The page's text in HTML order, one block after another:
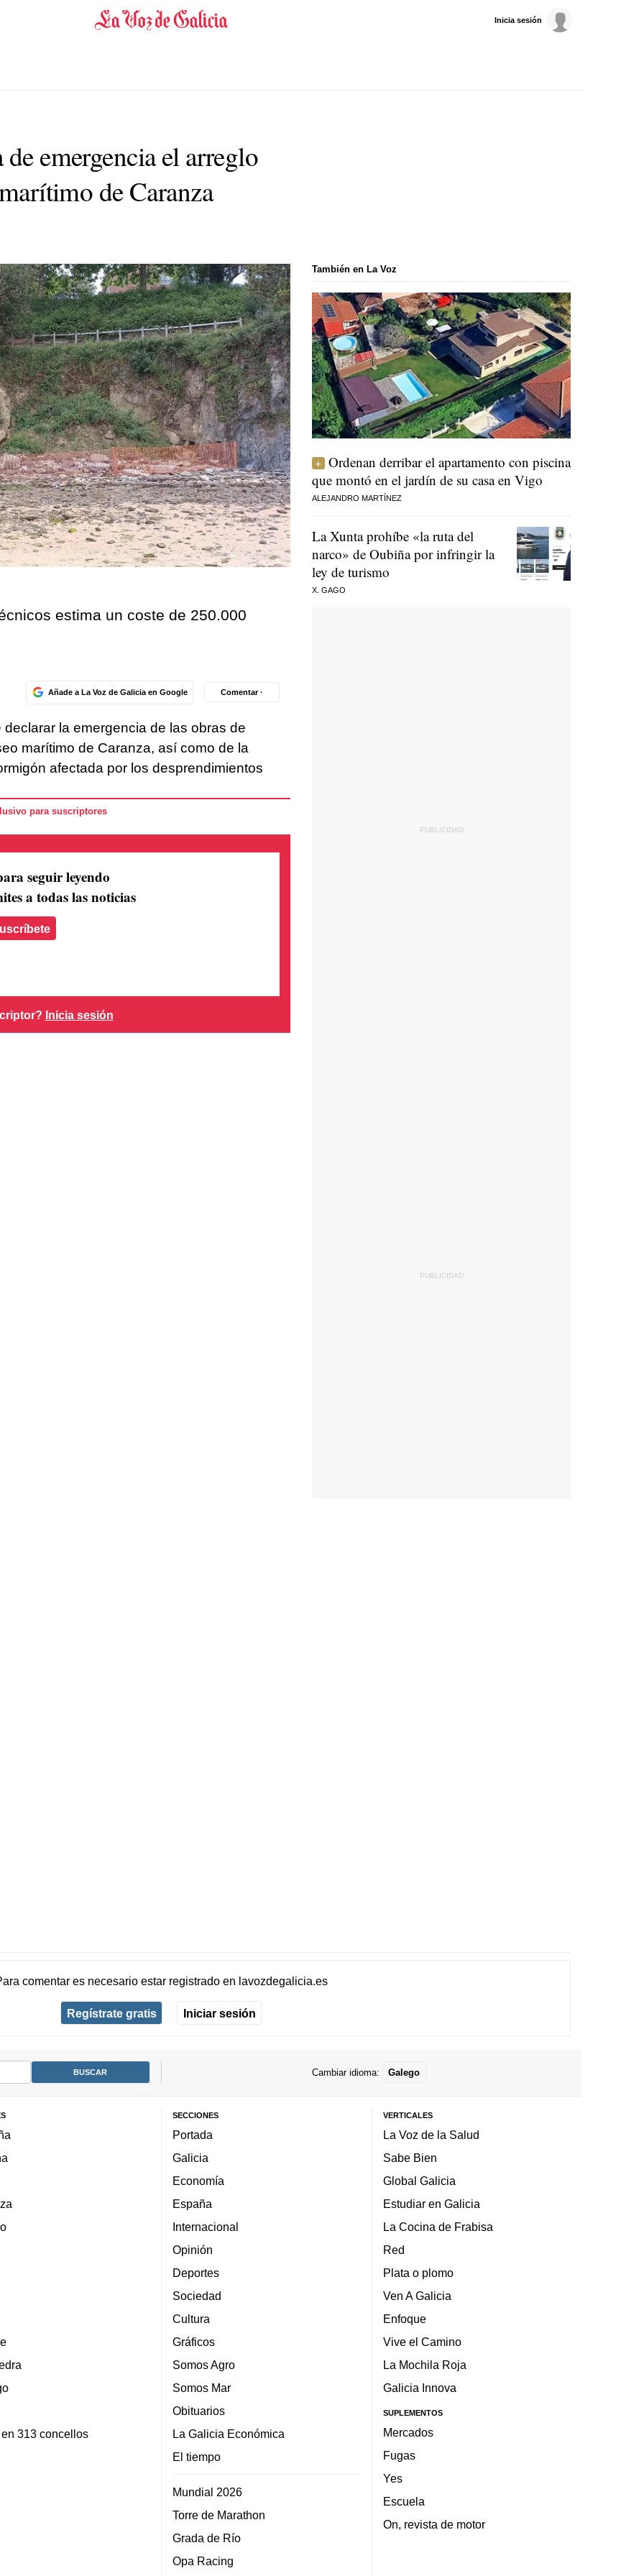
Inicia sesión
emergencia el arreglo
de Caranza
estima un coste de 250.000
Añade a La Voz de Galicia en Google Comentar ·
declarar la emergencia de las obras de
marítimo de Caranza, así como de la
afectada por los desprendimientos
para suscriptores
seguir leyendo
a todas las noticias
Inicia sesión
También en La Voz
Ordenan derribar el apartamento con piscina
que montó en el jardín de su casa en Vigo
ALEJANDRO MARTÍNEZ
La Xunta prohíbe «la ruta del
narco» de Oubiña por infringir la
ley de turismo
X. GAGO
comentar es necesario estar registradoen lavozdegalicia.es
Regístrate gratis Iniciar sesión
Cambiar idioma: Galego
313 concellos
SECCIONES
Portada
Galicia
Economía
España
Internacional
Opinión
Deportes
Sociedad
Cultura
Gráficos
Somos Agro
Somos Mar
Obituarios
La Galicia Económica
El tiempo
Mundial 2026
Torre de Marathon
Grada de Río
Opa Racing
VERTICALES
La Voz de la Salud
Sabe Bien
Global Galicia
Estudiar en Galicia
La Cocina de Frabisa
Red
Plata o plomo
Ven A Galicia
Enfoque
Vive el Camino
La Mochila Roja
Galicia Innova
SUPLEMENTOS
Mercados
Fugas
Yes
Escuela
On, revista de motor